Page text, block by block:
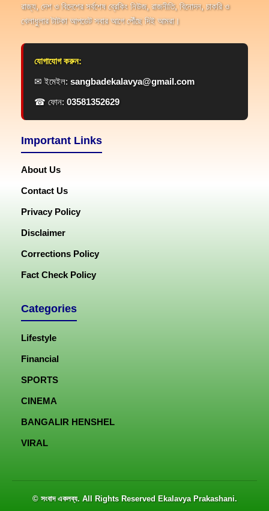
রাজ্য, দেশ ও বিদেশের সর্বশেষ ব্রেকিং নিউজ, রাজনীতি, বিনোদন, চাকরি ও
খেলাধুলার টাটকা আপডেট সবার আগে পৌঁছে দিই আমরা।
যোগাযোগ করুন:
✉ ইমেইল: sangbadekalavya@gmail.com
☎ ফোন: 03581352629
Important Links
About Us
Contact Us
Privacy Policy
Disclaimer
Corrections Policy
Fact Check Policy
Categories
Lifestyle
Financial
SPORTS
CINEMA
BANGALIR HENSHEL
VIRAL
© সংবাদ একলব্য. All Rights Reserved Ekalavya Prakashani.